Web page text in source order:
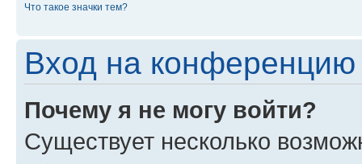
Что такое значки тем?
Вход на конференцию
Почему я не могу войти?
Существует несколько